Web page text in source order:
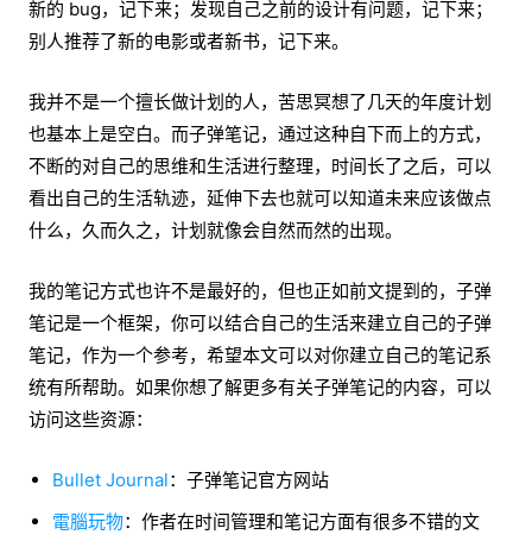
新的 bug，记下来；发现自己之前的设计有问题，记下来；
别人推荐了新的电影或者新书，记下来。
我并不是一个擅长做计划的人，苦思冥想了几天的年度计划
也基本上是空白。而子弹笔记，通过这种自下而上的方式，
不断的对自己的思维和生活进行整理，时间长了之后，可以
看出自己的生活轨迹，延伸下去也就可以知道未来应该做点
什么，久而久之，计划就像会自然而然的出现。
我的笔记方式也许不是最好的，但也正如前文提到的，子弹
笔记是一个框架，你可以结合自己的生活来建立自己的子弹
笔记，作为一个参考，希望本文可以对你建立自己的笔记系
统有所帮助。如果你想了解更多有关子弹笔记的内容，可以
访问这些资源：
Bullet Journal：子弹笔记官方网站
電腦玩物：作者在时间管理和笔记方面有很多不错的文